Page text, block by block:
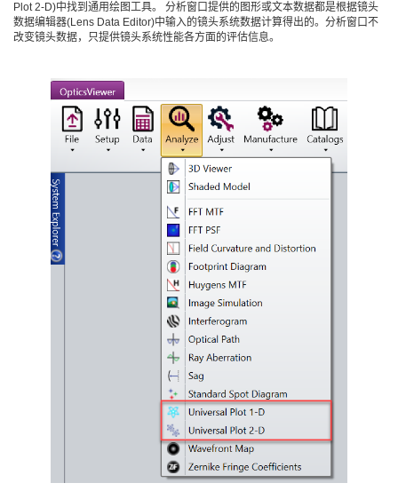
Plot 2-D)中找到通用绘图工具。 分析窗口提供的图形或文本数据都是根据镜头
数据编辑器(Lens Data Editor)中输入的镜头系统数据计算得出的。分析窗口不
改变镜头数据，只提供镜头系统性能各方面的评估信息。